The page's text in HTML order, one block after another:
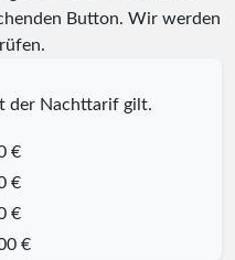
Button. Wir werden
der Nachttarif gilt.
€
€
€
€